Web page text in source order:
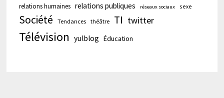
relations humaines relations publiques réseaux sociaux sexe
Société Tendances théâtre TI twitter
Télévision yulblog Éducation